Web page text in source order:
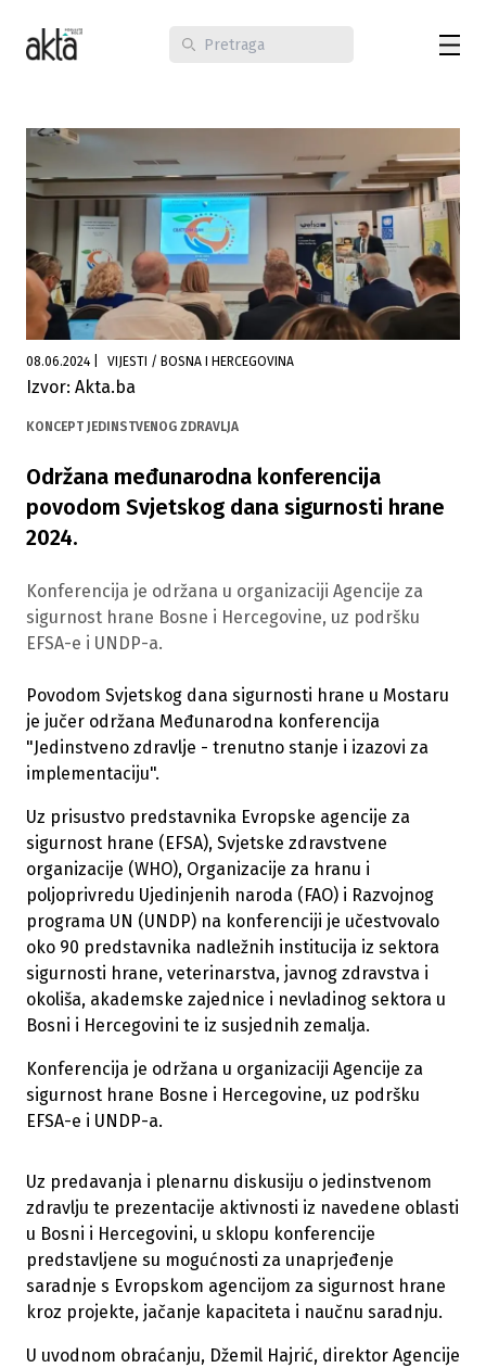
08.06.2024 VIJESTI / BOSNA I HERCEGOVINA
Izvor: Akta.ba
KONCEPT JEDINSTVENOG ZDRAVLJA
Održana međunarodna konferencija
povodom Svjetskog dana sigurnosti hrane
2024.
Konferencija je održana u organizaciji Agencije za
sigurnost hrane Bosne i Hercegovine, uz podršku
EFSA-e i UNDP-a.
Povodom Svjetskog dana sigurnosti hrane u Mostaru
je jučer održana Međunarodna konferencija
"Jedinstveno zdravlje - trenutno stanje i izazovi za
implementaciju".
Uz prisustvo predstavnika Evropske agencije za
sigurnost hrane (EFSA), Svjetske zdravstvene
organizacije (WHO), Organizacije za hranu i
poljoprivredu Ujedinjenih naroda (FAO) i Razvojnog
programa UN (UNDP) na konferenciji je učestvovalo
oko 90 predstavnika nadležnih institucija iz sektora
sigurnosti hrane, veterinarstva, javnog zdravstva i
okoliša, akademske zajednice i nevladinog sektora u
Bosni i Hercegovini te iz susjednih zemalja.
Konferencija je održana u organizaciji Agencije za
sigurnost hrane Bosne i Hercegovine, uz podršku
EFSA-e i UNDP-a.
Uz predavanja i plenarnu diskusiju o jedinstvenom
zdravlju te prezentacije aktivnosti iz navedene oblasti
u Bosni i Hercegovini, u sklopu konferencije
predstavljene su mogućnosti za unaprjeđenje
saradnje s Evropskom agencijom za sigurnost hrane
kroz projekte, jačanje kapaciteta i naučnu saradnju.
U uvodnom obraćanju, Džemil Hajrić, direktor Agencije